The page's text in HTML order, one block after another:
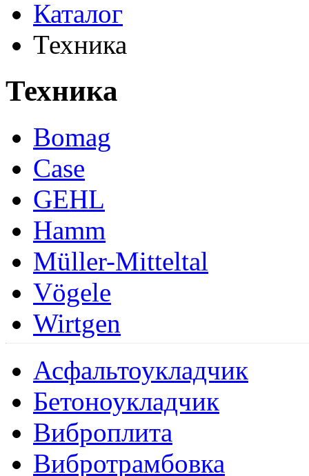
Каталог
Техника
Техника
Bomag
Case
GEHL
Hamm
Müller-Mitteltal
Vögele
Wirtgen
Асфальтоукладчик
Бетоноукладчик
Виброплита
Вибротрамбовка